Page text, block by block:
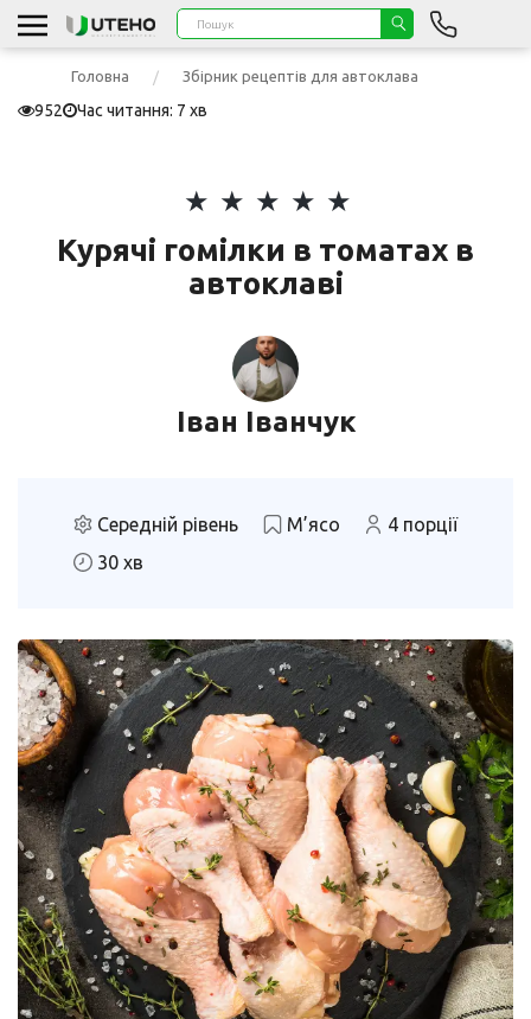
Головна Збірник рецептів для автоклава
952 Час читання: 7 хв
Курячі гомілки в томатах в
автоклаві
Іван Іванчук
Середній рівень М’ясо
4 порції
30 хв